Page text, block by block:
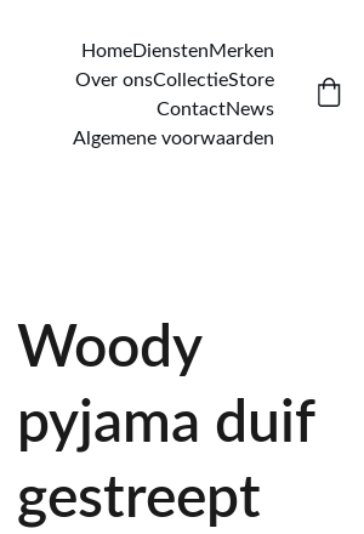
HomeDienstenMerken
Over onsCollectieStore
ContactNews
Algemene voorwaarden
Woody
pyjama duif
gestreept